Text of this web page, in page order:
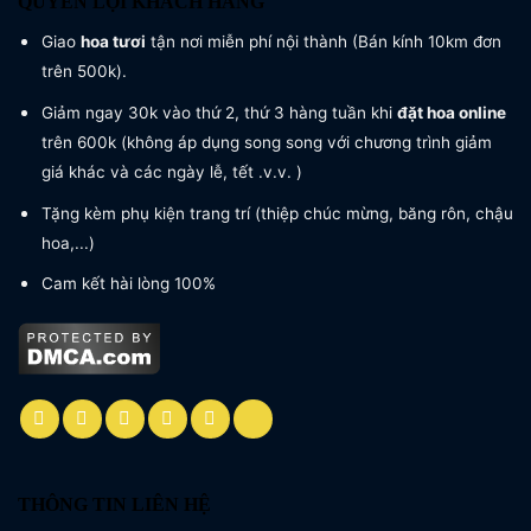
Giao hoa tươi tận nơi miễn phí nội thành (Bán kính 10km đơn
trên 500k).
Giảm ngay 30k vào thứ 2, thứ 3 hàng tuần khi đặt hoa online
trên 600k (không áp dụng song song với chương trình giảm
giá khác và các ngày lễ, tết .v.v. )
Tặng kèm phụ kiện trang trí (thiệp chúc mừng, băng rôn, chậu
hoa,...)
Cam kết hài lòng 100%
THÔNG TIN LIÊN HỆ